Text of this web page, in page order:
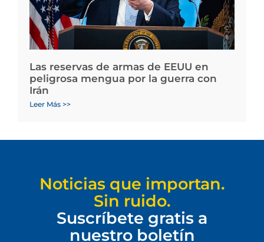
Las reservas de armas de EEUU en
peligrosa mengua por la guerra con
Irán
Leer Más >>
Noticias que importan.
Sin ruido.
Suscríbete gratis a
nuestro boletín